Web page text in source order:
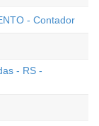
- Contador
- RS -